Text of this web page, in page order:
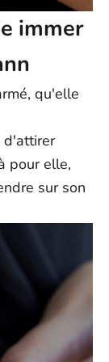
immer
qu'elle
d'attirer
pour elle,
sur son